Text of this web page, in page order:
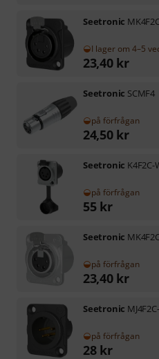
Seetronic
I lager om 4–5
23,40 kr
Seetronic SCMF4
på förfrågan
24,50 kr
Seetronic K4F2C-
på förfrågan
55 kr
Seetronic
på förfrågan
23,40 kr
Seetronic
på förfrågan
28 kr